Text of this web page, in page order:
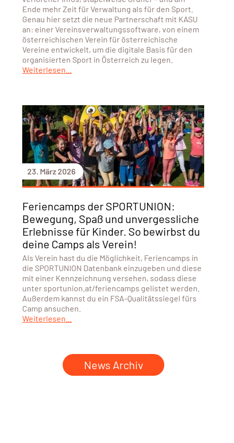
Ende mehr Zeit für Verwaltung als für den Sport.
Genau hier setzt die neue Partnerschaft mit KASU
an: einer Vereinsverwaltungssoftware, von einem
österreichischen Verein für österreichische
Vereine entwickelt, um die digitale Basis für den
organisierten Sport in Österreich zu legen.
Weiterlesen...
23. März 2026
Feriencamps der SPORTUNION:
Bewegung, Spaß und unvergessliche
Erlebnisse für Kinder. So bewirbst du
deine Camps als Verein!
Als Verein hast du die Möglichkeit, Feriencamps in
die SPORTUNION Datenbank einzugeben und diese
mit einer Kennzeichnung versehen, sodass diese
unter sportunion.at/feriencamps gelistet werden.
Außerdem kannst du ein FSA-Qualitätssiegel fürs
Camp ansuchen.
Weiterlesen...
News Archiv